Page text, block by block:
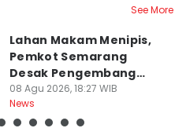
See More
Lahan Makam Menipis,
Pemkot Semarang
Desak Pengembang
Serahkan PSU
08 Agu 2026, 18:27 WIB
News